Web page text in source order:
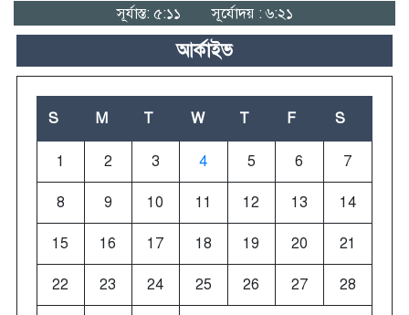
সূর্যাস্ত: ৫:১১
সূর্যোদয় : ৬:২১
আর্কাইভ
S M T W T F S
1 2 3 4 5 6 7
8 9 10 11 12 13 14
15 16 17 18 19 20 21
22 23 24 25 26 27 28